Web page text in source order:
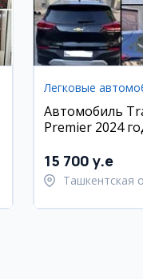
Легковые
Автомобиль
Premier 2024
15 700 y.e
Ташкентская